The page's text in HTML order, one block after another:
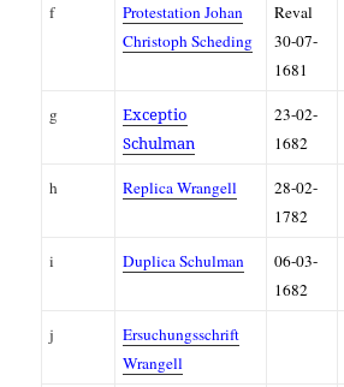
f
Protestation Johan
Christoph Scheding
Reval
30-07-
1681
g
Exceptio
Schulman
23-02-
1682
h Replica Wrangell
28-02-
1782
i Duplica Schulman
06-03-
1682
j
Ersuchungsschrift
Wrangell